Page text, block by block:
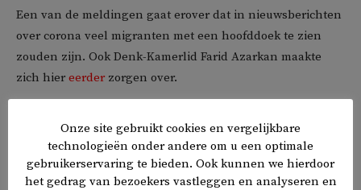
Een van de meldingen gaat erover dat in nieuwsberichten
over corona veel migranten met een hoofddoek te zien
zouden zijn. Ook Denk-Kamerlid Farid Azarkan maakte
zich hier eerder zorgen over.
coronavirus tegen te gaan werken soms ook discriminatie
in de hand, zegt Discriminatie.nl.
Onze site gebruikt cookies en vergelijkbare
technologieën onder andere om u een optimale
gebruikerservaring te bieden. Ook kunnen we hierdoor
het gedrag van bezoekers vastleggen en analyseren en